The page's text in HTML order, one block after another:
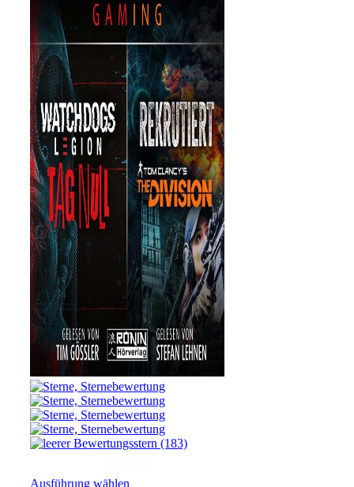
(183)
Ausführung wählen